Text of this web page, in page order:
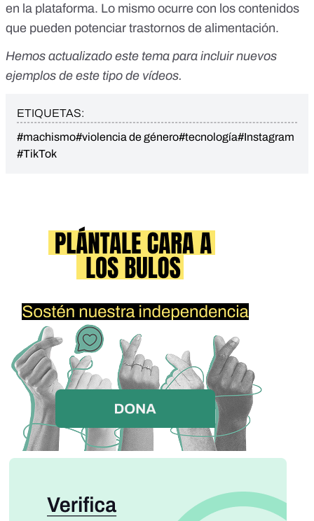
en la plataforma. Lo mismo ocurre con los contenidos
que pueden potenciar trastornos de alimentación.
Hemos actualizado este tema para incluir nuevos
ejemplos de este tipo de vídeos.
ETIQUETAS:
#machismo#violencia de género#tecnología#Instagram
#TikTok